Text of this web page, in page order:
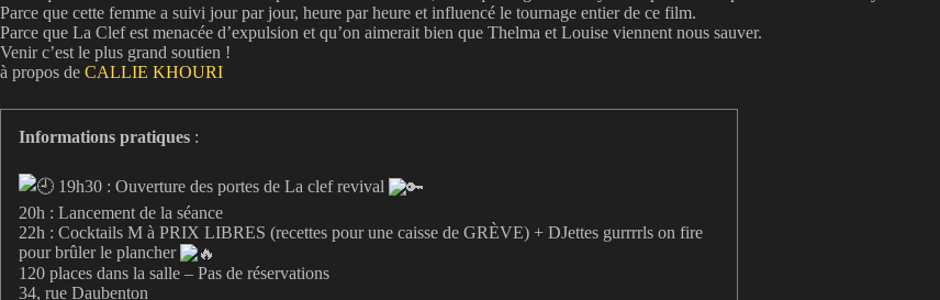
Parce que cette femme a suivi jour par jour, heure par heure et influencé le tournage entier de ce film.
Parce que La Clef est menacée d’expulsion et qu’on aimerait bien que Thelma et Louise viennent nous sauver.
Venir c’est le plus grand soutien !
à propos de CALLIE KHOURI
Informations pratiques :
19h30 : Ouverture des portes de La clef revival
20h : Lancement de la séance
22h : Cocktails M à PRIX LIBRES (recettes pour une caisse de GRÈVE) + DJettes gurrrrls on fire
pour brûler le plancher
120 places dans la salle – Pas de réservations
34, rue Daubenton